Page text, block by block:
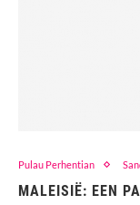
Pulau Perhentian
MALEISIË: EEN